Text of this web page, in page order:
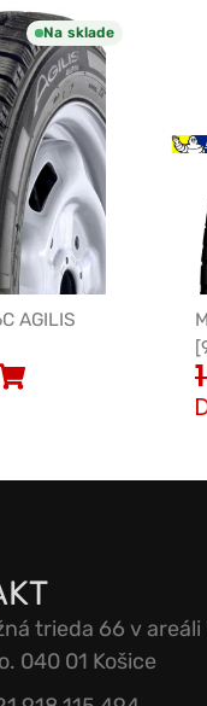
Na sklade
AGILIS
trieda 66 v areáli
040 01 Košice